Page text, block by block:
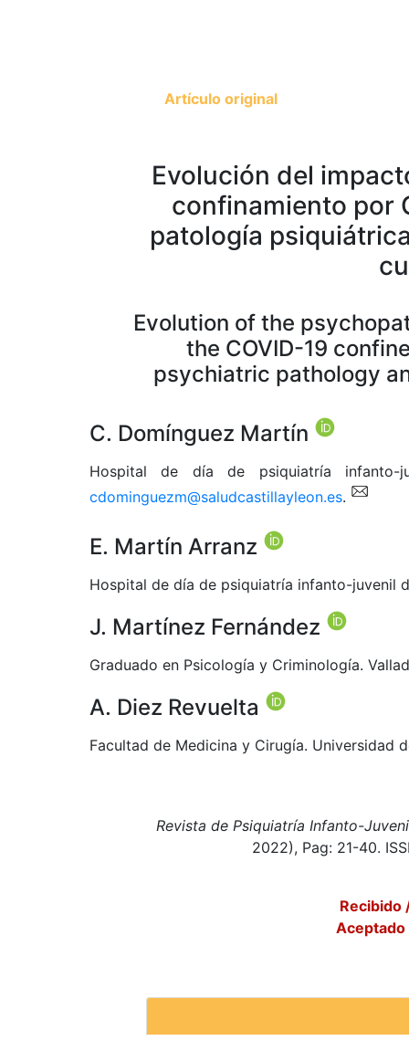
Artículo original
Evolución del
confinamiento por
patología
Evolution of the
the COVID-19
psychiatric pathology
C. Domínguez Martín
Hospital de día de psiquiatría infanto-
cdominguezm@saludcastillayleon.es.
E. Martín Arranz
Hospital de día de psiquiatría infanto-juvenil
J. Martínez Fernández
Graduado en Psicología y Criminología.
A. Diez Revuelta
Facultad de Medicina y Cirugía. Universidad
Revista de Psiquiatría Infanto-
2022), Pag: 21-40.
Recibido